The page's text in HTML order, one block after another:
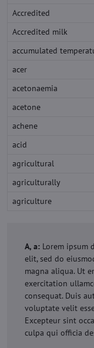
Accredited
Accredited milk
accumulated
acer
acetonaemia
acetone
achene
acid
agricultural
agriculturally
agriculture
A, a: Lorem ipsum
elit, sed do
magna aliqua. Ut
exercitation
consequat. Duis
voluptate velit
Excepteur sint
culpa qui officia